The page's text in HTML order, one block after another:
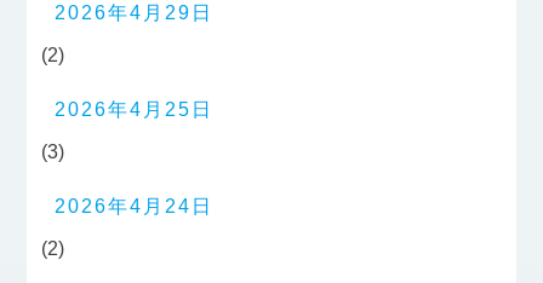
2026年4月29日
(2)
2026年4月25日
(3)
2026年4月24日
(2)